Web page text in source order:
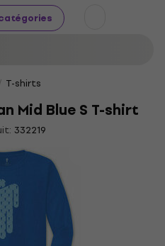
T-shirts
Mid Blue S T-shirt
332219